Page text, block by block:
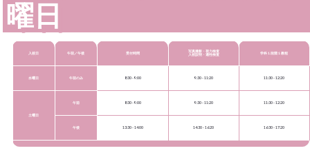
曜日
入校日 午前／午後 受付時間
写真撮影・視力検査
入校説明・適性検査
学科１段階１教程
水曜日 午前のみ 8:30 - 9:00 9:30 - 11:20 11:30 - 12:20
土曜日
午前 8:30 - 9:00 9:30 - 11:20 11:30 - 12:20
午後 13:30 - 14:00 14:30 - 16:20 16:30 - 17:20